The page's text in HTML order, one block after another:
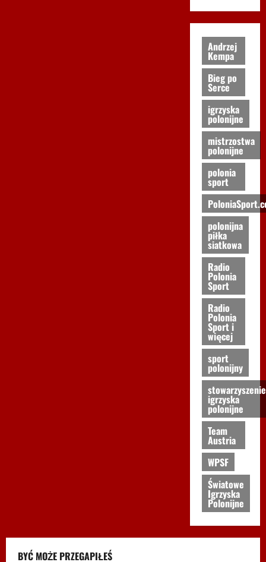
Andrzej
Kempa
Bieg po
Serce
igrzyska
polonijne
mistrzostwa
polonijne
polonia
sport
polonijna
piłka
siatkowa
Radio
Polonia
Sport
Radio
Polonia
Sport i
więcej
sport
polonijny
stowarzyszenie
igrzyska
polonijne
Team
Austria
WPSF
Światowe
Igrzyska
Polonijne
BYĆ MOŻE PRZEGAPIŁEŚ